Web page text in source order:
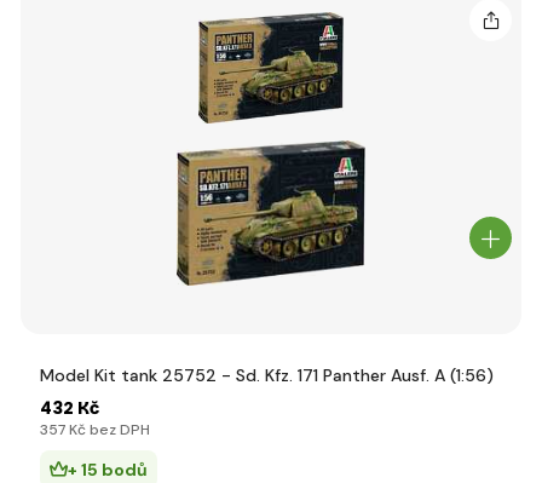
Model Kit tank 25752 - Sd. Kfz. 171 Panther Ausf. A (1:56)
432 Kč
357 Kč bez DPH
+ 15 bodů